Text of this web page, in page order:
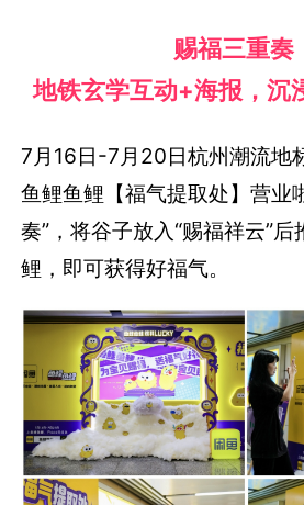
赐福三重奏
地铁玄学互动+海报，沉
7月16日-7月20日杭州潮流地
鱼鲤鱼鲤【福气提取处】营业
奏”，将谷子放入“赐福祥云”
鲤，即可获得好福气。